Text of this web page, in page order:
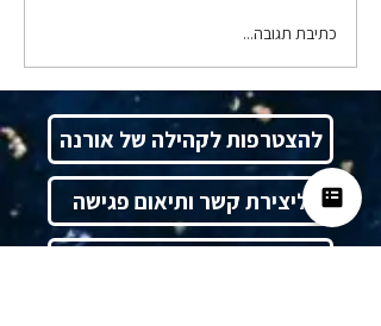
סרנדיפיטי, ולא במקרה - ד"ר
תמרה טילמן מארחת את רו"ח
אורנה צח
כתיבת תגובה...
להצטרפות לקהילה של אורנה
ליצירת קשר ותיאום פגישה